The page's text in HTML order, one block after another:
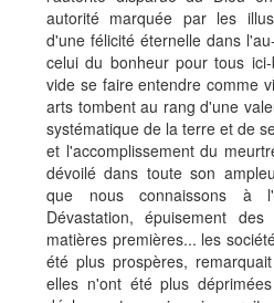
autorité marquée par les
d'une félicité éternelle dans
celui du bonheur pour tous
vide se faire entendre comme
arts tombent au rang d'une
systématique de la terre et de
et l'accomplissement du
dévoilé dans toute son
que nous connaissons à
Dévastation, épuisement
matières premières... les
été plus prospères,
elles n'ont été plus